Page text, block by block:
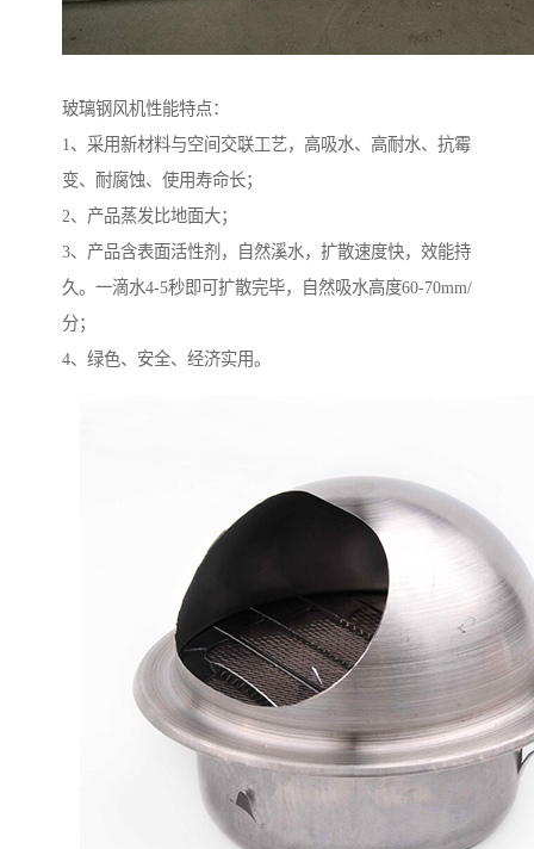
玻璃钢风机性能特点：
1、采用新材料与空间交联工艺，高吸水、高耐水、抗霉
变、耐腐蚀、使用寿命长；
2、产品蒸发比地面大；
3、产品含表面活性剂，自然溪水，扩散速度快，效能持
久。一滴水4-5秒即可扩散完毕，自然吸水高度60-70mm/
分；
4、绿色、安全、经济实用。